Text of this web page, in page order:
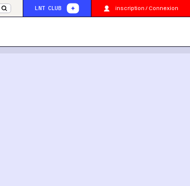
LNT CLUB inscription / Connexion